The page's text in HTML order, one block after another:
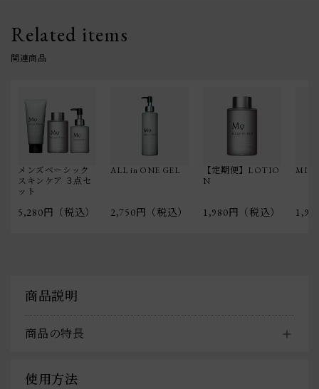
Related items
関連商品
メンズベーシック
スキンケア ３点セ
ット
5,280円（税込）
ALL in ONE GEL
2,750円（税込）
【定期便】LOTIO
N
1,980円（税込）
商品説明
商品の特長
使用方法